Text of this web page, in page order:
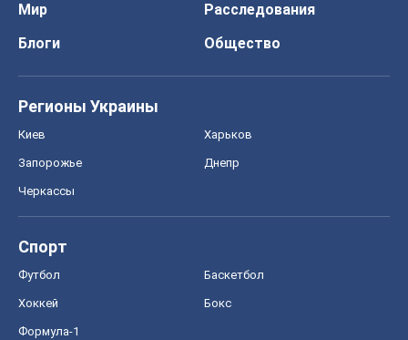
Мир
Расследования
Блоги
Общество
Регионы Украины
Киев Харьков
Запорожье Днепр
Черкассы
Спорт
Футбол Баскетбол
Хоккей Бокс
Формула-1